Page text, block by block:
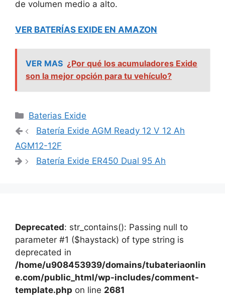
de volumen medio a alto.
VER BATERÍAS EXIDE EN AMAZON
VER MAS ¿Por qué los acumuladores Exide
son la mejor opción para tu vehículo?
Categorías
Baterias Exide
Navegación
de
Batería Exide AGM Ready 12 V 12 Ah
AGM12-12F
Batería Exide ER450 Dual 95 Ah
Deprecated: str_contains(): Passing null to
parameter #1 ($haystack) of type string is
deprecated in
/home/u908453939/domains/tubateriaonlin
e.com/public_html/wp-includes/comment-
template.php on line 2681